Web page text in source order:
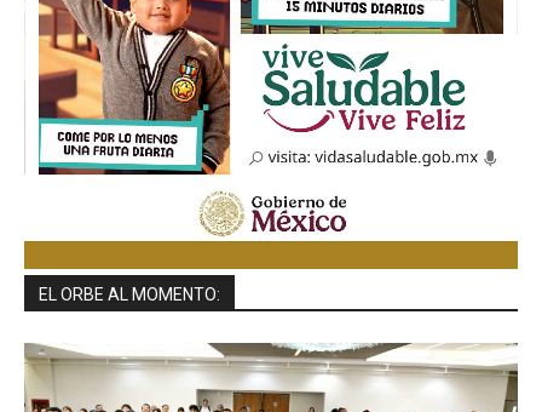
EL ORBE AL MOMENTO: